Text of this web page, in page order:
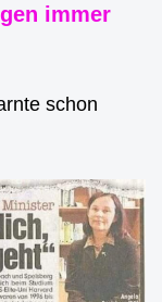
immer
schon